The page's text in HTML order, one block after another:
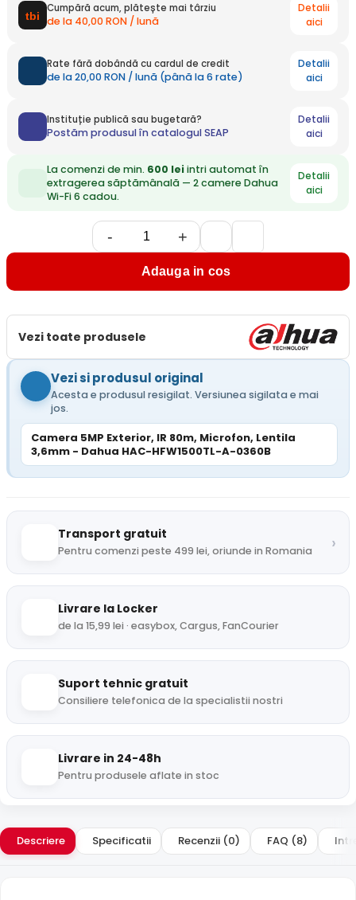
Cumpără acum, plătește mai târziu
de la 40,00 RON / lună
Detalii
aici
Rate fără dobândă cu cardul de credit
de la 20,00 RON / lună (până la 6 rate)
Detalii
aici
Instituție publică sau bugetară?
Postăm produsul în catalogul SEAP
Detalii
aici
La comenzi de min. 600 leiintri automat în
extragerea săptămânală — 2 camere Dahua
Wi-Fi 6 cadou.
Detalii
aici
- +
Adauga in cos
Vezi toate produsele
Vezi si produsul original
Acesta e produsul resigilat. Versiunea sigilata e mai
jos.
Camera 5MP Exterior, IR 80m, Microfon, Lentila
3,6mm - Dahua HAC-HFW1500TL-A-0360B
Transport gratuit
Pentru comenzi peste 499 lei, oriunde in Romania ›
Livrare la Locker
de la 15,99 lei · easybox, Cargus, FanCourier
Suport tehnic gratuit
Consiliere telefonica de la specialistii nostri
Livrare in 24-48h
Pentru produsele aflate in stoc
Descriere Specificatii Recenzii (0) FAQ (8)